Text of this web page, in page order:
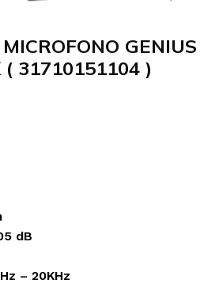
GENIUS
31710151104 )
dB
– 20KHz